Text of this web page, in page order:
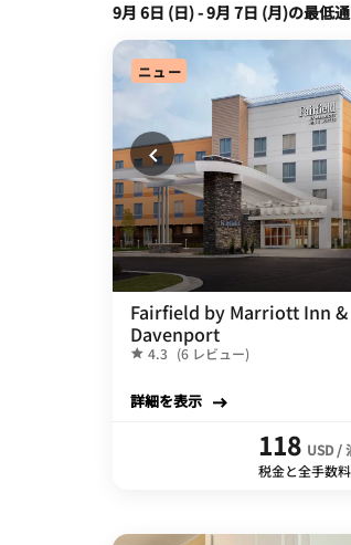
9月 6日 (日) - 9月 7日 (月)の最低
ニュー
Fairfield by Marriott Inn
Davenport
4.3 (6 レビュー)
詳細を表示
118 USD /
税金と全手数